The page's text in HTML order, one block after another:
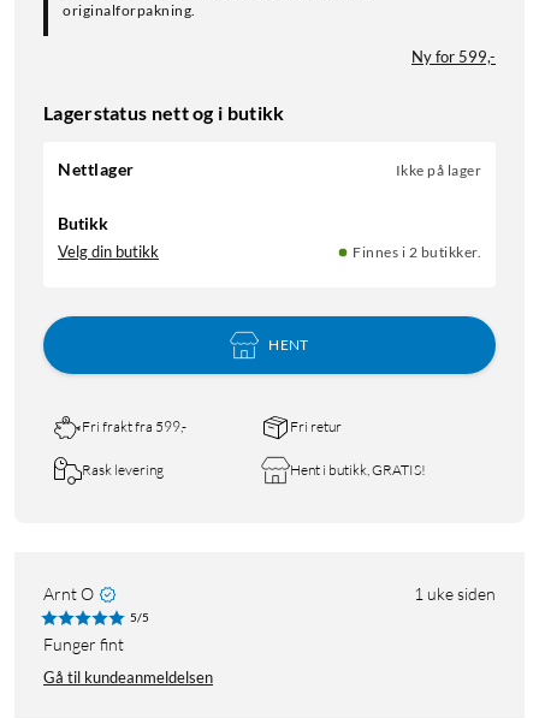
originalforpakning.
Ny for 599,-
Lagerstatus nett og i butikk
Nettlager Ikke på lager
Butikk
Velg din butikk Finnes i 2 butikker.
HENT
Fri frakt fra 599,- Fri retur
Rask levering Hent i butikk, GRATIS!
Arnt O 1 uke siden
5/5
Funger fint
Gå til kundeanmeldelsen